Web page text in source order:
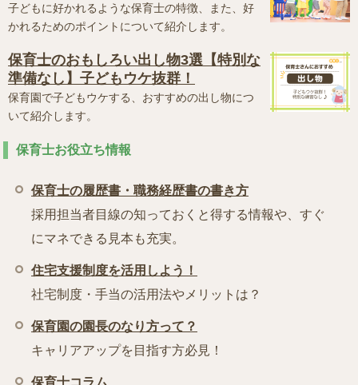
子どもに好かれるような保育士の特徴、また、好
かれるためのポイントについて紹介します。
保育士のおもしろい出し物3選【特別な
準備なし】子どもウケ抜群！
保育園で子どもウケする、おすすめの出し物につ
いて紹介します。
保育士お役立ち情報
保育士の履歴書・職務経歴書の書き方
採用担当者目線の知っておくと得する情報や、すぐ
にマネできる見本も充実。
住宅支援制度を活用しよう！
社宅制度・手当の活用法やメリットは？
保育園の園長のなり方って？
キャリアアップを目指す方必見！
保育士コラム